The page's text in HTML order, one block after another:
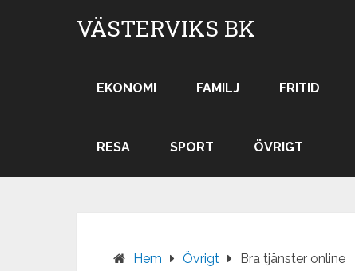
VÄSTERVIKS BK
EKONOMI FAMILJ FRITID
RESA SPORT ÖVRIGT
Hem Övrigt Bra tjänster online